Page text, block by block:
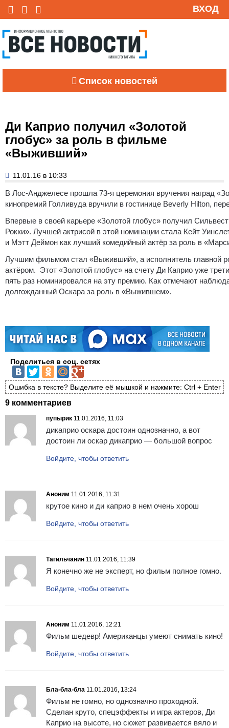
ВХОД
Список новостей
Ди Каприо получил «Золотой
глобус» за роль в фильме
«Выживший»
11.01.16 в 10:33
В Лос-Анджелесе прошла 73-я церемония вручения наград
кинопремий Голливуда вручили в гостинице Beverly Hilton,
Впервые в своей карьере «Золотой глобус» получил
Рокки». Лучшей актрисой в этой номинации стала Кейт
и Мэтт Деймон как лучший комедийный актёр за роль в
Лучшим фильмом стал «Выживший», а исполнитель главной
актёром. Этот «Золотой глобус» на счету Ди Каприо уже
пять раз номинировался на эту премию. Как отмечают
долгожданный Оскара за роль в «Выжившем».
Поделиться в соц. сетях
Ошибка в тексте? Выделите её мышкой и нажмите: Ctrl + Enter
9 комментариев
пупырик 11.01.2016, 11:03
дикаприо оскара достоин однозначно, а вот
достоин ли оскар дикаприо — большой вопрос
Войдите, чтобы ответить
Аноним 11.01.2016, 11:31
крутое кино и ди каприо в нем очень хорош
Войдите, чтобы ответить
Тагильчанин 11.01.2016, 11:39
Я конечно же не эксперт, но фильм полное гомно.
Войдите, чтобы ответить
Аноним 11.01.2016, 12:21
Фильм шедевр! Американцы умеют снимать кино!
Войдите, чтобы ответить
Бла-бла-бла 11.01.2016, 13:24
Фильм не гомно, но однозначно проходной.
Сделан круто, спецэффекты и игра актеров, Ди
Каприо на высоте, но сюжет развивается вяло и